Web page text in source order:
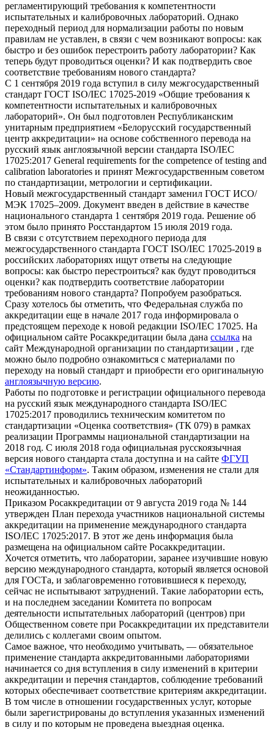
регламентирующий требования к компетентности
испытательных и калибровочных лабораторий. Однако
переходный период для нормализации работы по новым
правилам не уставлен, в связи с чем возникают вопросы: как
быстро и без ошибок перестроить работу лаборатории? Как
теперь будут проводиться оценки? И как подтвердить свое
соответствие требованиям нового стандарта?
С 1 сентября 2019 года вступил в силу межгосударственный
стандарт ГОСТ ISO/IEC 17025-2019 «Общие требования к
компетентности испытательных и калибровочных
лабораторий». Он был подготовлен Республиканским
унитарным предприятием «Белорусский государственный
центр аккредитации» на основе собственного перевода на
русский язык англоязычной версии стандарта ISO/IEC
17025:2017 General requirements for the competence of testing and
calibration laboratories и принят Межгосударственным советом
по стандартизации, метрологии и сертификации.
Новый межгосударственный стандарт заменил ГОСТ ИСО/
МЭК 17025–2009. Документ введен в действие в качестве
национального стандарта 1 сентября 2019 года. Решение об
этом было принято Росстандартом 15 июля 2019 года.
В связи с отсутствием переходного периода для
межгосударственного стандарта ГОСТ ISO/IEC 17025-2019 в
российских лабораториях ищут ответы на следующие
вопросы: как быстро перестроиться? как будут проводиться
оценки? как подтвердить соответствие лаборатории
требованиям нового стандарта? Попробуем разобраться.
Сразу хотелось бы отметить, что Федеральная служба по
аккредитации еще в начале 2017 года информировала о
предстоящем переходе к новой редакции ISO/IEC 17025. На
официальном сайте Росаккредитации была дана ссылка на
сайт Международной организации по стандартизации , где
можно было подробно ознакомиться с материалами по
переходу на новый стандарт и приобрести его оригинальную
англоязычную версию.
Работы по подготовке и регистрации официального перевода
на русский язык международного стандарта ISO/IEC
17025:2017 проводились техническим комитетом по
стандартизации «Оценка соответствия» (ТК 079) в рамках
реализации Программы национальной стандартизации на
2018 год. С июля 2018 года официальная русскоязычная
версия нового стандарта стала доступна и на сайте ФГУП
«Стандартинформ». Таким образом, изменения не стали для
испытательных и калибровочных лабораторий
неожиданностью.
Приказом Росаккредитации от 9 августа 2019 года № 144
утвержден План перехода участников национальной системы
аккредитации на применение международного стандарта
ISO/IEC 17025:2017. В этот же день информация была
размещена на официальном сайте Росаккредитации.
Хочется отметить, что лаборатории, заранее изучившие новую
версию международного стандарта, который является основой
для ГОСТа, и заблаговременно готовившиеся к переходу,
сейчас не испытывают затруднений. Такие лаборатории есть,
и на последнем заседании Комитета по вопросам
деятельности испытательных лабораторий (центров) при
Общественном совете при Росаккредитации их представители
делились с коллегами своим опытом.
Самое важное, что необходимо учитывать, — обязательное
применение стандарта аккредитованными лабораториями
начинается со дня вступления в силу изменений в критерии
аккредитации и перечня стандартов, соблюдение требований
которых обеспечивает соответствие критериям аккредитации.
В том числе в отношении государственных услуг, которые
были зарегистрированы до вступления указанных изменений
в силу и по которым не проведена выездная оценка.